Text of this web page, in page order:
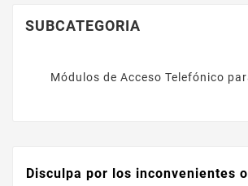
SUBCATEGORIA
Módulos de Acceso Telefónico
Disculpa por los inconvenientes